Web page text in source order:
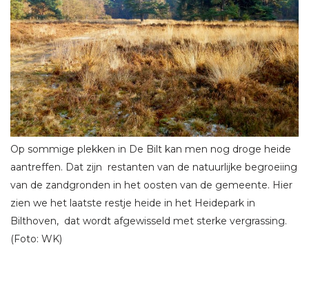
Op sommige plekken in De Bilt kan men nog droge heide
aantreffen. Dat zijn restanten van de natuurlijke begroeiing
van de zandgronden in het oosten van de gemeente. Hier
zien we het laatste restje heide in het Heidepark in
Bilthoven, dat wordt afgewisseld met sterke vergrassing.
(Foto: WK)